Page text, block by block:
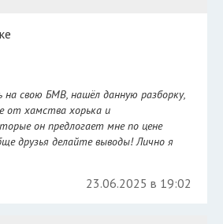
на свою БМВ, нашёл данную разборку,
от хамства хорька и
он предлогает мне по цене
друзья делайте выводы! Лично я
23.06.2025 в 19:02